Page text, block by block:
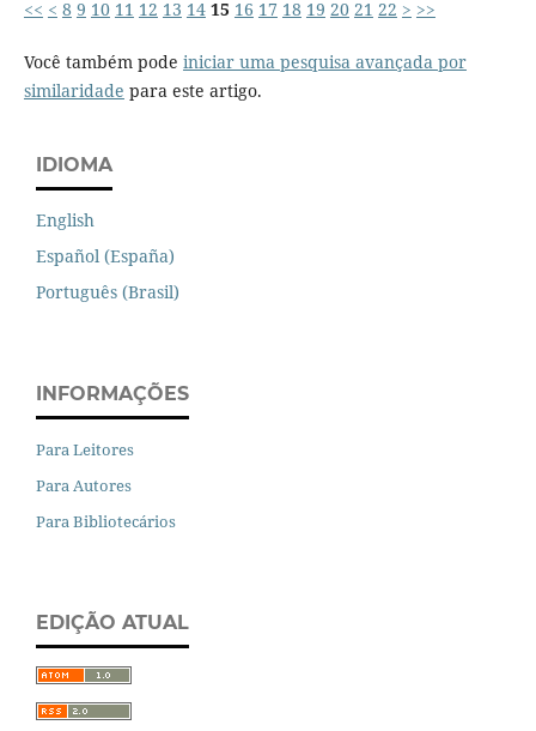
<< < 8 9 10 11 12 13 14 15 16 17 18 19 20 21 22 > >>
Você também pode iniciar uma pesquisa avançada por
similaridade para este artigo.
IDIOMA
English
Español (España)
Português (Brasil)
INFORMAÇÕES
Para Leitores
Para Autores
Para Bibliotecários
EDIÇÃO ATUAL